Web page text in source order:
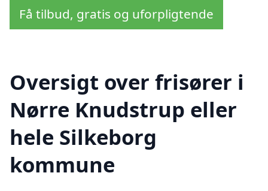
Få tilbud, gratis og uforpligtende
Oversigt over frisører i
Nørre Knudstrup eller
hele Silkeborg
kommune